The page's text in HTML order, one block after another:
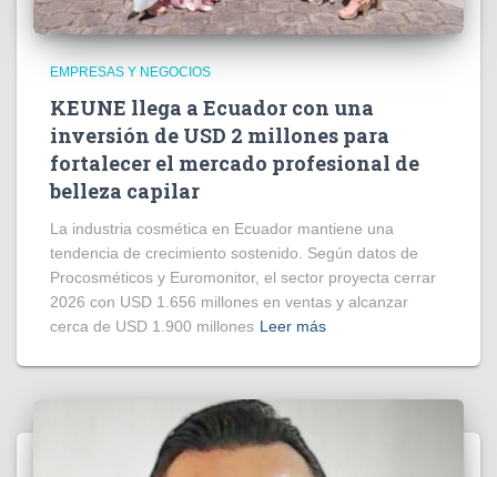
EMPRESAS Y NEGOCIOS
KEUNE llega a Ecuador con una
inversión de USD 2 millones para
fortalecer el mercado profesional de
belleza capilar
La industria cosmética en Ecuador mantiene una
tendencia de crecimiento sostenido. Según datos de
Procosméticos y Euromonitor, el sector proyecta cerrar
2026 con USD 1.656 millones en ventas y alcanzar
cerca de USD 1.900 millones Leer más